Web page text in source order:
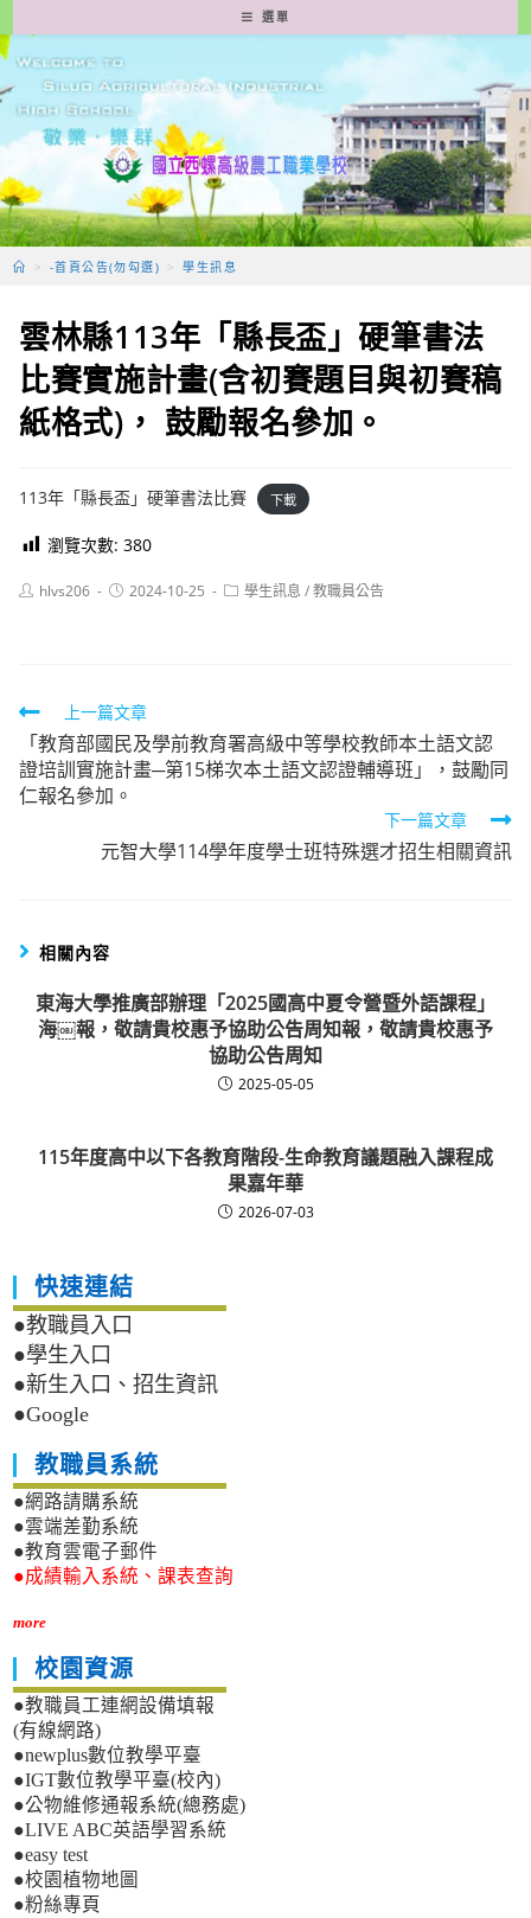
轉
至
要
容
選單
> -首頁公告(勿勾選) > 學生訊息
雲林縣113年「縣長盃」硬筆書法
比賽實施計畫(含初賽題目與初賽稿
紙格式)， 鼓勵報名參加。
113年「縣長盃」硬筆書法比賽 下載
瀏覽次數: 380
Posthlvs206
Post2024-10-25
Post學生訊息 /教職員公告
Read
more
articles
上一篇文章
「教育部國民及學前教育署高級中等學校教師本土語文認
證培訓實施計畫─第15梯次本土語文認證輔導班」，鼓勵同
仁報名參加。
下一篇文章
元智大學114學年度學士班特殊選才招生相關資訊
相關內容
東海大學推廣部辦理「2025國高中夏令營暨外語課程」
海￼報，敬請貴校惠予協助公告周知報，敬請貴校惠予
協助公告周知
2025-05-05
115年度高中以下各教育階段-生命教育議題融入課程成
果嘉年華
2026-07-03
快速連結
●教職員入口
●學生入口
●新生入口、招生資訊
●Google
教職員系統
●網路請購系統
●雲端差勤系統
●教育雲電子郵件
●成績輸入系統、課表查詢
more
校園資源
●教職員工連網設備填報
(有線網路)
●newplus數位教學平臺
●IGT數位教學平臺(校內)
●公物維修通報系統(總務處)
●LIVE ABC英語學習系統
●easy test
●校園植物地圖
●粉絲專頁